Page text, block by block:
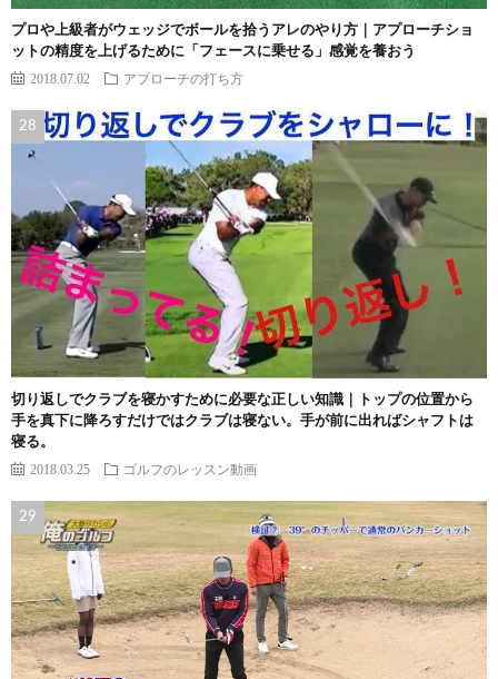
プロや上級者がウェッジでボールを拾うアレのやり方｜アプローチショ
ットの精度を上げるために「フェースに乗せる」感覚を養おう
2018.07.02 アプローチの打ち方
切り返しでクラブを寝かすために必要な正しい知識｜トップの位置から
手を真下に降ろすだけではクラブは寝ない。手が前に出ればシャフトは
寝る。
2018.03.25 ゴルフのレッスン動画